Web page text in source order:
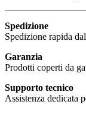
Spedizione
Spedizione rapida
Garanzia
Prodotti coperti da
Supporto tecnico
Assistenza dedicata